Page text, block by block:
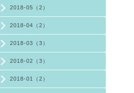
2018-05（2）
2018-04（2）
2018-03（3）
2018-02（3）
2018-01（2）